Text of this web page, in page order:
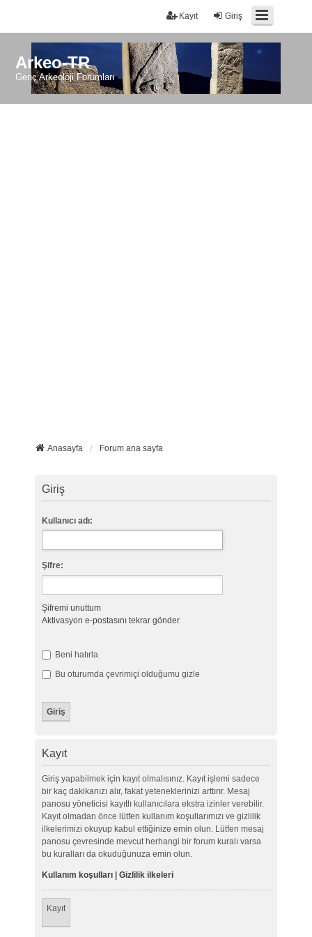
Giriş
Kayıt
Arkeo-TR
Genç Arkeoloji Forumları
Anasayfa Forum ana sayfa
Giriş
Kullanıcı adı:
Şifre:
Şifremi unuttum
Aktivasyon e-postasını tekrar gönder
Beni hatırla
Bu oturumda çevrimiçi olduğumu gizle
Kayıt
Giriş yapabilmek için kayıt olmalısınız. Kayıt işlemi sadece
bir kaç dakikanızı alır, fakat yeteneklerinizi arttırır. Mesaj
panosu yöneticisi kayıtlı kullanıcılara ekstra izinler verebilir.
Kayıt olmadan önce lütfen kullanım koşullarımızı ve gizlilik
ilkelerimizi okuyup kabul ettiğinize emin olun. Lütfen mesaj
panosu çevresinde mevcut herhangi bir forum kuralı varsa
bu kuralları da okuduğunuza emin olun.
Kullanım koşulları| Gizlilik ilkeleri
Kayıt